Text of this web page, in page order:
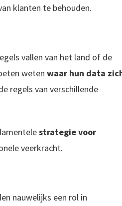
klanten te behouden.
vallen van het land of de
weten waar hun data
regels van verschillende
strategie voor
veerkracht.
nauwelijks een rol in